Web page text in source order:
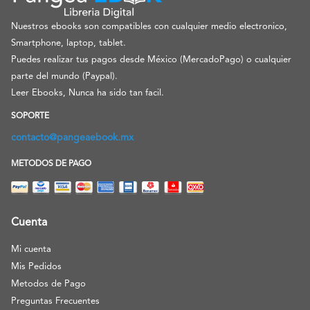
Nuestros ebooks son compatibles con cualquier medio electronico,
Smartphone, laptop, tablet.
Puedes realizar tus pagos desde México (MercadoPago) o cualquier
parte del mundo (Paypal).
Leer Ebooks, Nunca ha sido tan facil.
SOPORTE
contacto@pangeaebook.mx
METODOS DE PAGO
Cuenta
Mi cuenta
Mis Pedidos
Metodos de Pago
Preguntas Frecuentes